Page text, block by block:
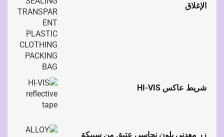
الإغلاق
شريط عاكس HI-VIS
زر معدني بلون نحاسي عتيق من سبيكة